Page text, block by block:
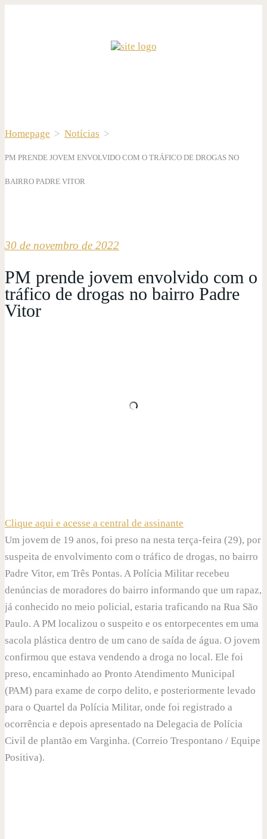
Homepage > Notícias >
PM PRENDE JOVEM ENVOLVIDO COM O TRÁFICO DE DROGAS NO
BAIRRO PADRE VITOR
30 de novembro de 2022
PM prende jovem envolvido com o
tráfico de drogas no bairro Padre
Vitor
Clique aqui e acesse a central de assinante
Um jovem de 19 anos, foi preso na nesta terça-feira (29), por
suspeita de envolvimento com o tráfico de drogas, no bairro
Padre Vitor, em Três Pontas. A Polícia Militar recebeu
denúncias de moradores do bairro informando que um rapaz,
já conhecido no meio policial, estaria traficando na Rua São
Paulo. A PM localizou o suspeito e os entorpecentes em uma
sacola plástica dentro de um cano de saída de água. O jovem
confirmou que estava vendendo a droga no local. Ele foi
preso, encaminhado ao Pronto Atendimento Municipal
(PAM) para exame de corpo delito, e posteriormente levado
para o Quartel da Polícia Militar, onde foi registrado a
ocorrência e depois apresentado na Delegacia de Polícia
Civil de plantão em Varginha. (Correio Trespontano / Equipe
Positiva).